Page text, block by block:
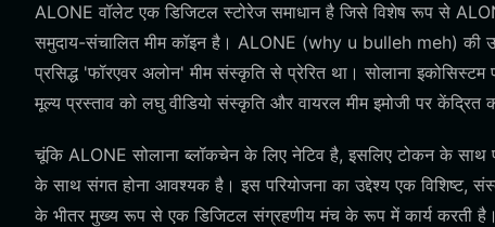
ALONE वॉलेट एक डिजिटल स्टोरेज समाधान है जिसे विशेष रूप से
समुदाय-संचालित मीम कॉइन है। ALONE (why u bulleh meh) की
प्रसिद्ध 'फॉरएवर अलोन' मीम संस्कृति से प्रेरित था। सोलाना
मूल्य प्रस्ताव को लघु वीडियो संस्कृति और वायरल मीम इमोजी पर केंद्रित
चूंकि ALONE सोलाना ब्लॉकचेन के लिए नेटिव है, इसलिए टोकन के
के साथ संगत होना आवश्यक है। इस परियोजना का उद्देश्य एक विशिष्ट,
के भीतर मुख्य रूप से एक डिजिटल संग्रहणीय मंच के रूप में कार्य करती